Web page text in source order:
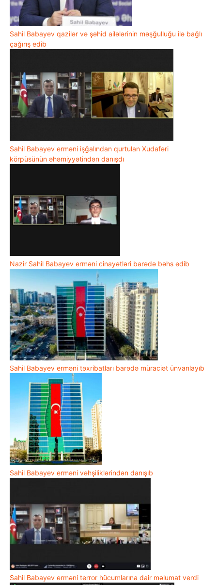
Sahil Babayev qazilər və şəhid ailələrinin məşğulluğu ilə bağlı
çağırış edib
Sahil Babayev erməni işğalından qurtulan Xudafəri
körpüsünün əhəmiyyətindən danışdı
Nazir Sahil Babayev erməni cinayətləri barədə bəhs edib
Sahil Babayev erməni təxribatları barədə müraciət ünvanlayıb
Sahil Babayev erməni vəhşiliklərindən danışıb
Sahil Babayev erməni terror hücumlarına dair məlumat verdi